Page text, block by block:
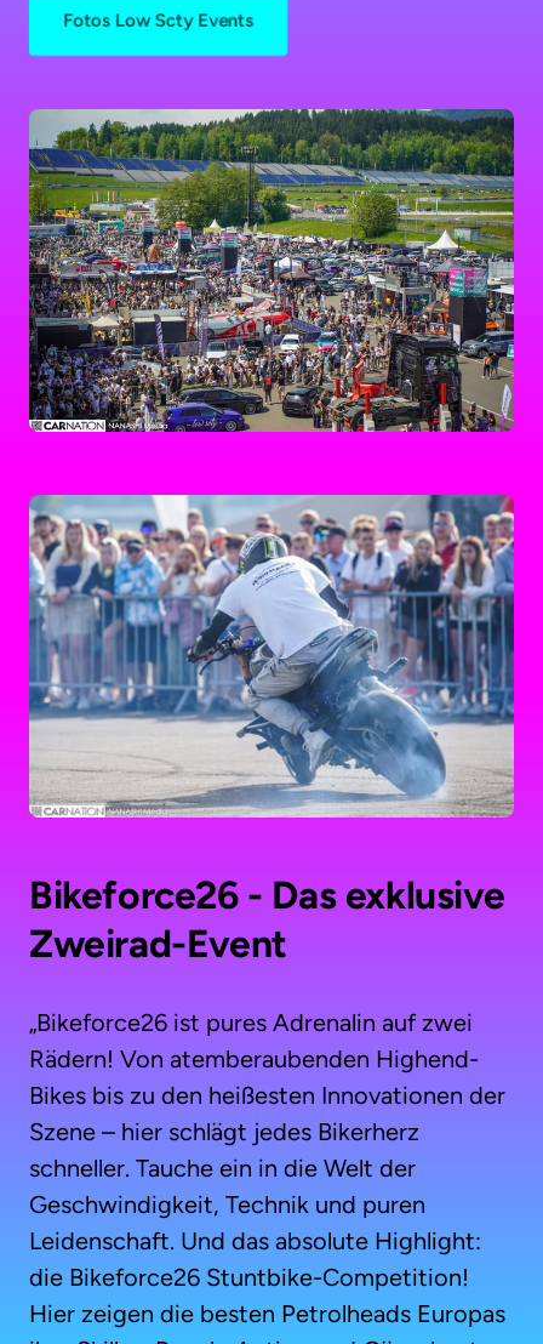
Fotos Low Scty Events
Bikeforce26 - Das exklusive
Zweirad-Event
„Bikeforce26 ist pures Adrenalin auf zwei
Rädern! Von atemberaubenden Highend-
Bikes bis zu den heißesten Innovationen der
Szene – hier schlägt jedes Bikerherz
schneller. Tauche ein in die Welt der
Geschwindigkeit, Technik und puren
Leidenschaft. Und das absolute Highlight:
die Bikeforce26 Stuntbike-Competition!
Hier zeigen die besten Petrolheads Europas